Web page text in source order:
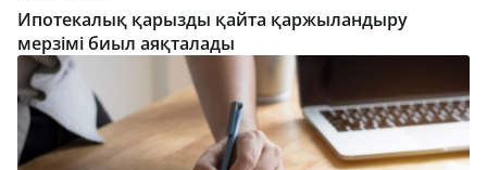
Ипотекалық қарызды қайта қаржыландыру
мерзімі биыл аяқталады